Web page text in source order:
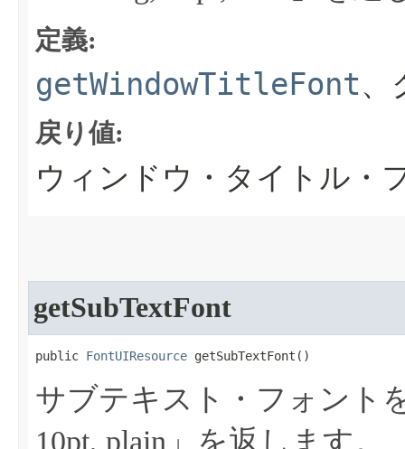
定義:
getWindowTitleFont、
戻り値:
ウィンドウ・タイトル・
getSubTextFont
public FontUIResource getSubTextFont​()
サブテキスト・フォント
10pt, plain」を返します。